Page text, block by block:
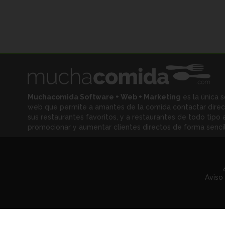
Muchacomida Software + Web + Marketing es la única
web que permite a amantes de la comida contactar
sus restaurantes favoritos, y a restaurantes de todo tipo
promocionar y aumentar clientes directos de forma